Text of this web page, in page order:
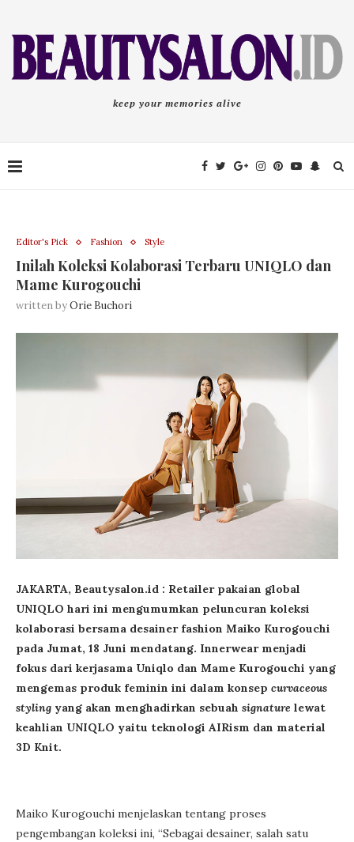
keep your memories alive
Editor's Pick Fashion Style
Inilah Koleksi Kolaborasi Terbaru UNIQLO dan
Mame Kurogouchi
written byOrie Buchori
JAKARTA, Beautysalon.id : Retailer pakaian global
UNIQLO hari ini mengumumkan peluncuran koleksi
kolaborasi bersama desainer fashion Maiko Kurogouchi
pada Jumat, 18 Juni mendatang. Innerwear menjadi
fokus dari kerjasama Uniqlo dan Mame Kurogouchi yang
mengemas produk feminin ini dalam konsep curvaceous
styling yang akan menghadirkan sebuah signature lewat
keahlian UNIQLO yaitu teknologi AIRism dan material
3D Knit.
Maiko Kurogouchi menjelaskan tentang proses
pengembangan koleksi ini, “Sebagai desainer, salah satu